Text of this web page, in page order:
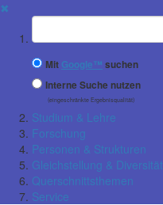
✖
Suchbegriff
Mit Google™ suchen
Interne Suche nutzen
(eingeschränkte Ergebnisqualität)
Studium & Lehre
Forschung
Personen & Strukturen
Gleichstellung & Diversität
Querschnittsthemen
Service